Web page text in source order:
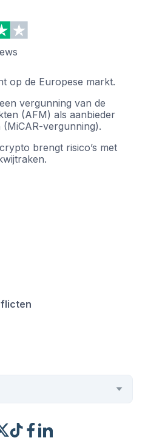
op de Europese markt.
vergunning van de
(AFM) als aanbieder
vergunning).
brengt risico’s met